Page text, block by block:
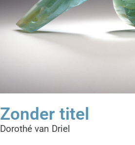
Zonder titel
Dorothé van Driel